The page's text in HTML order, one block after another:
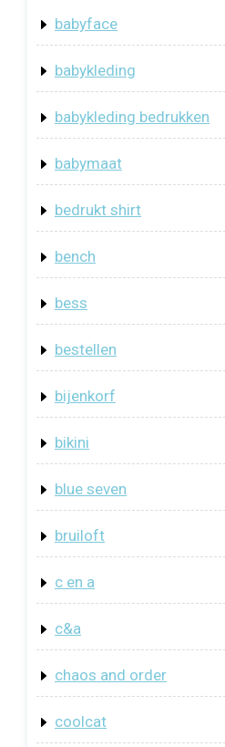
babyface
babykleding
babykleding bedrukken
babymaat
bedrukt shirt
bench
bess
bestellen
bijenkorf
bikini
blue seven
bruiloft
c en a
c&a
chaos and order
coolcat